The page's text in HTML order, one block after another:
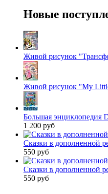
Новые
Живой рисунок
Живой рисунок "My
Большая энциклопедия
1 200 руб
Сказки в дополненной
550 руб
Сказки в дополненной
550 руб